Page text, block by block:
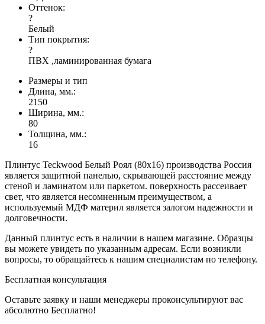
Оттенок:
?
Белый
Тип покрытия:
?
ПВХ ,ламинированная бумага
Размеры и тип
Длина, мм.:
2150
Ширина, мм.:
80
Толщина, мм.:
16
Плинтус Teckwood Белый Роял (80х16) производства Россия
является защитной панелью, скрывающей расстояние между
стеной и ламинатом или паркетом. поверхность рассеивает
свет, что является несомненным преимуществом, а
используемый МДФ материл является залогом надежности и
долговечности.
Данный плинтус есть в наличии в нашем магазине. Образцы
вы можете увидеть по указанным адресам. Если возникли
вопросы, то обращайтесь к нашим специалистам по телефону.
Бесплатная консультация
Оставьте заявку и наши менеджеры проконсультируют вас
абсолютно Бесплатно!